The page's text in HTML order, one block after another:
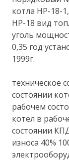
котла НР-18-
НР-18 вид
уголь
0,35 год
1999г.
техническое
состоянии
рабочем
котел в
состоянии
износа 40%